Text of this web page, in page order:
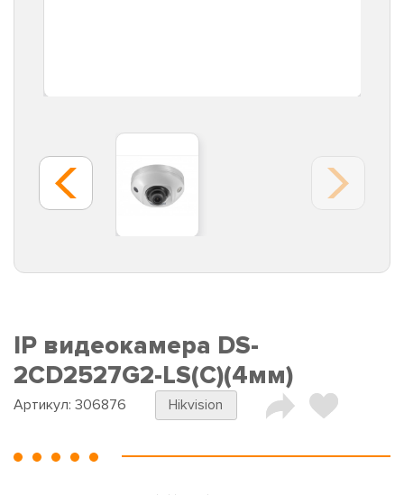
IP видеокамера DS-
2CD2527G2-LS(C)(4мм)
Артикул: 306876 Hikvision